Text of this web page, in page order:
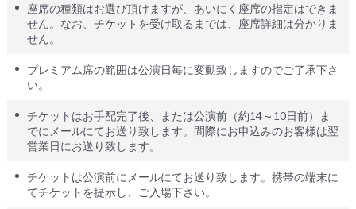
座席の種類はお選び頂けますが、あいにく座席の指定はできま
せん。なお、チケットを受け取るまでは、座席詳細は分かりま
せん。
プレミアム席の範囲は公演日毎に変動致しますのでご了承下さ
い。
チケットはお手配完了後、または公演前（約14～10日前）ま
でにメールにてお送り致します。間際にお申込みのお客様は翌
営業日にお送り致します。
チケットは公演前にメールにてお送り致します。携帯の端末に
てチケットを提示し、ご入場下さい。